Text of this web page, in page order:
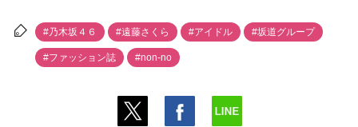
#乃木坂４６ #遠藤さくら #アイドル #坂道グループ
#ファッション誌 #non-no